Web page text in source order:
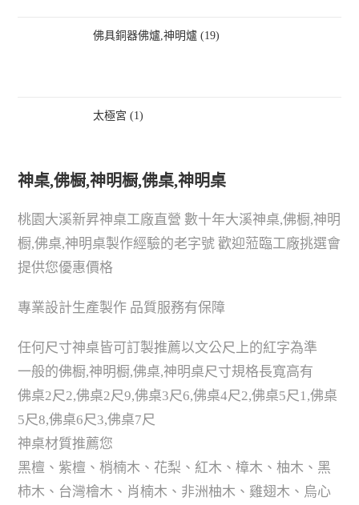
佛具銅器佛爐,神明爐 (19)
太極宮 (1)
神桌,佛橱,神明橱,佛桌,神明桌
桃園大溪新昇神桌工廠直營 數十年大溪神桌,佛橱,神明
橱,佛桌,神明桌製作經驗的老字號 歡迎蒞臨工廠挑選會
提供您優惠價格
專業設計生產製作 品質服務有保障
任何尺寸神桌皆可訂製推薦以文公尺上的紅字為準
一般的佛橱,神明橱,佛桌,神明桌尺寸規格長寬高有
佛桌2尺2,佛桌2尺9,佛桌3尺6,佛桌4尺2,佛桌5尺1,佛桌
5尺8,佛桌6尺3,佛桌7尺
神桌材質推薦您
黑檀、紫檀、梢楠木、花梨、紅木、樟木、柚木、黑
柿木、台灣檜木、肖楠木、非洲柚木、雞翅木、烏心